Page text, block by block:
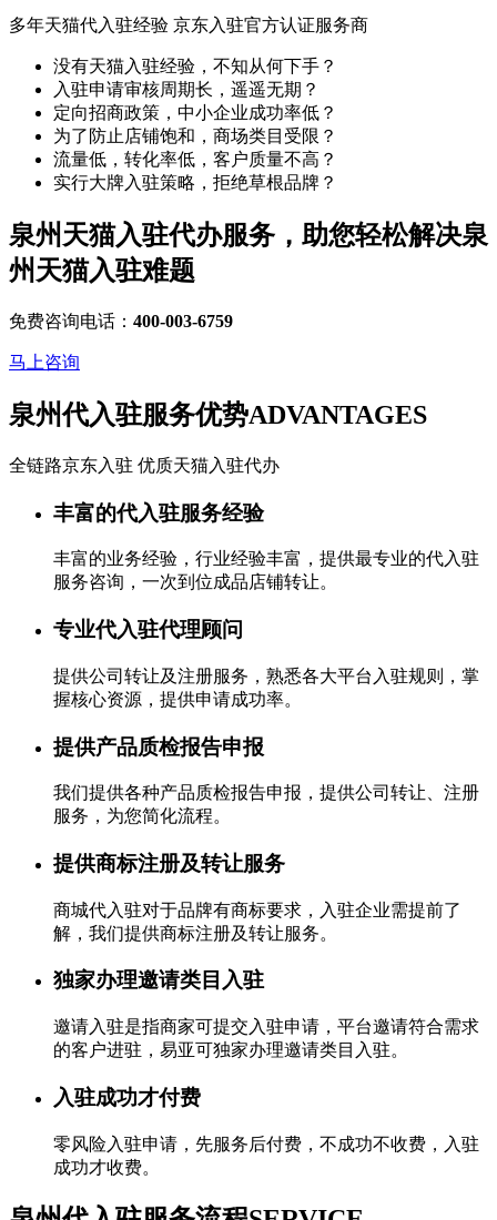
多年天猫代入驻经验 京东入驻官方认证服务商
没有天猫入驻经验，不知从何下手？
入驻申请审核周期长，遥遥无期？
定向招商政策，中小企业成功率低？
为了防止店铺饱和，商场类目受限？
流量低，转化率低，客户质量不高？
实行大牌入驻策略，拒绝草根品牌？
泉州天猫入驻代办服务，助您轻松解决泉
州天猫入驻难题
免费咨询电话： 400-003-6759
马上咨询
泉州代入驻服务优势ADVANTAGES
全链路京东入驻 优质天猫入驻代办
丰富的代入驻服务经验
丰富的业务经验，行业经验丰富，提供最专业的代入驻
服务咨询，一次到位成品店铺转让。
专业代入驻代理顾问
提供公司转让及注册服务，熟悉各大平台入驻规则，掌
握核心资源，提供申请成功率。
提供产品质检报告申报
我们提供各种产品质检报告申报，提供公司转让、注册
服务，为您简化流程。
提供商标注册及转让服务
商城代入驻对于品牌有商标要求，入驻企业需提前了
解，我们提供商标注册及转让服务。
独家办理邀请类目入驻
邀请入驻是指商家可提交入驻申请，平台邀请符合需求
的客户进驻，易亚可独家办理邀请类目入驻。
入驻成功才付费
零风险入驻申请，先服务后付费，不成功不收费，入驻
成功才收费。